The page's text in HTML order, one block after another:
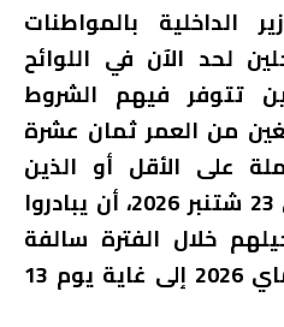
الداخلية بالمواطنات
لحد الآن في اللوائح
تتوفر فيهم الشروط
من العمر ثمان عشرة
على الأقل أو الذين
سيبلغون هذا السن في 23 شتنبر 2026، أن يبادروا
خلال الفترة سالفة
الذكر، أي من يوم 15 ماي 2026 إلى غاية يوم 13